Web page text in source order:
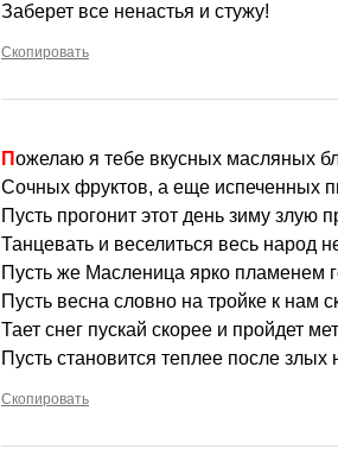
Заберет все ненастья и стужу!
Скопировать
Пожелаю я тебе вкусных масляных
Сочных фруктов, а еще испеченных
Пусть прогонит этот день зиму злую
Танцевать и веселиться весь народ
Пусть же Масленица ярко пламенем
Пусть весна словно на тройке к нам
Тает снег пускай скорее и пройдет
Пусть становится теплее после злых
Скопировать